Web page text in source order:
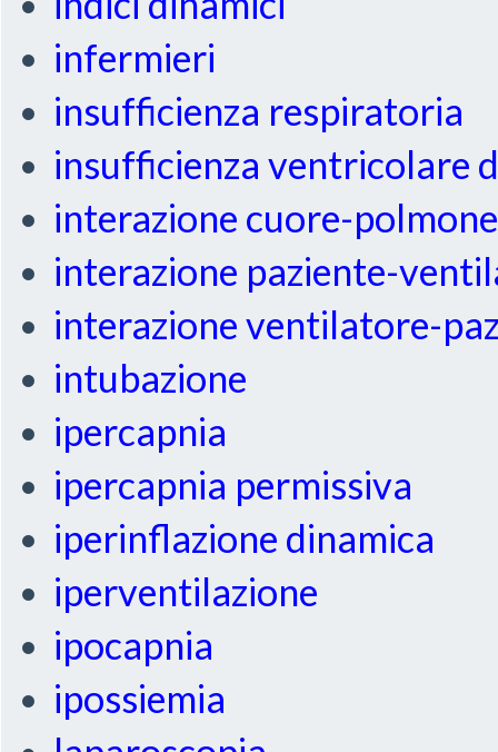
infermieri
insufficienza respiratoria
insufficienza ventricolare
interazione cuore-polmone
interazione paziente-
interazione ventilatore-
intubazione
ipercapnia
ipercapnia permissiva
iperinflazione dinamica
iperventilazione
ipocapnia
ipossiemia